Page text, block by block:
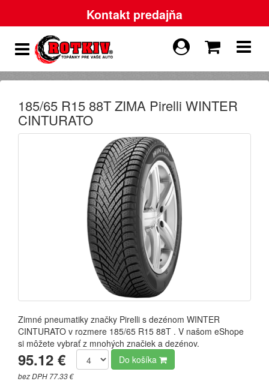
Kontakt predajňa
185/65 R15 88T ZIMA Pirelli WINTER
CINTURATO
Zimné pneumatiky značky Pirelli s dezénom WINTER
CINTURATO v rozmere 185/65 R15 88T . V našom eShope
si môžete vybrať z mnohých značiek a dezénov.
95.12 €
bez DPH 77.33 €
Do košíka